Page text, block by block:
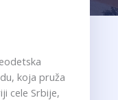
koja pruža
cele Srbije,